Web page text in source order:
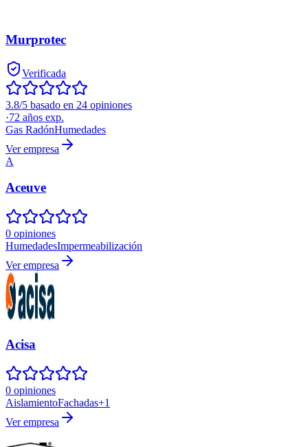
Murprotec
Verificada
3.8/5 basado en 24 opiniones
·72 años exp.
Gas RadónHumedades
Ver empresa
A
Aceuve
0 opiniones
HumedadesImpermeabilización
Ver empresa
Acisa
0 opiniones
AislamientoFachadas+1
Ver empresa